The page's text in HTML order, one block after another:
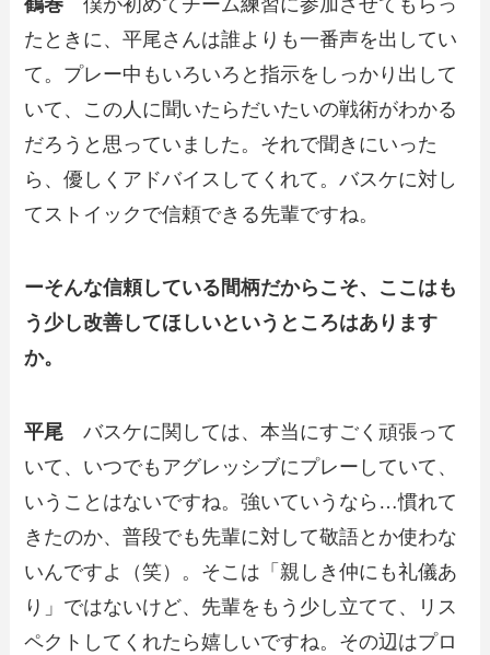
たときに、平尾さんは誰よりも一番声を出してい
て。プレー中もいろいろと指示をしっかり出して
いて、この人に聞いたらだいたいの戦術がわかる
だろうと思っていました。それで聞きにいった
ら、優しくアドバイスしてくれて。バスケに対し
てストイックで信頼できる先輩ですね。
ーそんな信頼している間柄だからこそ、ここはも
う少し改善してほしいというところはあります
か。
平尾 バスケに関しては、本当にすごく頑張って
いて、いつでもアグレッシブにプレーしていて、
いうことはないですね。強いていうなら…慣れて
きたのか、普段でも先輩に対して敬語とか使わな
いんですよ（笑）。そこは「親しき仲にも礼儀あ
り」ではないけど、先輩をもう少し立てて、リス
ペクトしてくれたら嬉しいですね。その辺はプロ